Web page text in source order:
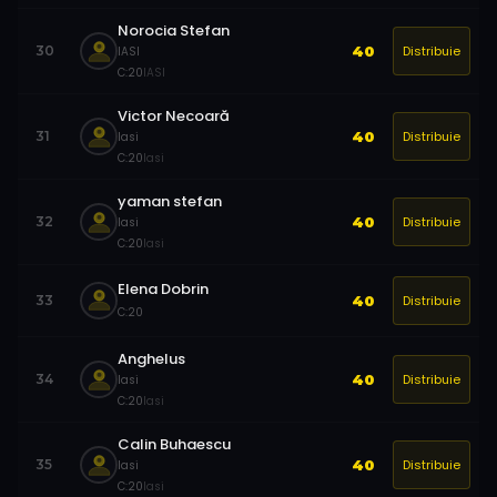
30
Norocia Stefan
IASI
C:20IASI
40 Distribuie
31
Victor Necoară
Iasi
C:20Iasi
40 Distribuie
32
yaman stefan
Iasi
C:20Iasi
40 Distribuie
33
Elena Dobrin
C:20
40 Distribuie
34
Anghelus
Iasi
C:20Iasi
40 Distribuie
35
Calin Buhaescu
Iasi
C:20Iasi
40 Distribuie